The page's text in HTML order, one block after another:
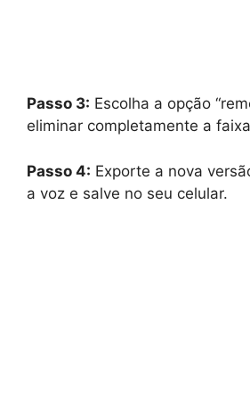
Passo 3: Escolha a opção
eliminar completamente a
Passo 4: Exporte a nova
a voz e salve no seu celular.